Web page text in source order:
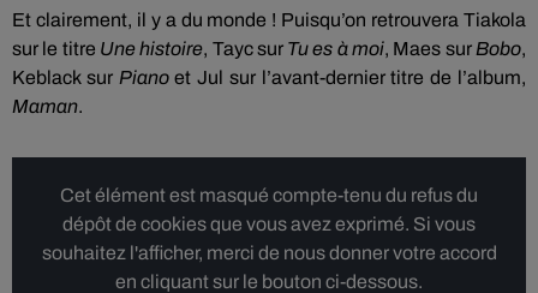
Et clairement, il y a du monde ! Puisqu’on retrouvera Tiakola
sur le titre Une histoire, Tayc sur Tu es à moi, Maes sur Bobo,
Keblack sur Pianoet Jul sur l’avant-dernier titre de l’album,
Maman.
Cet élément est masqué compte-tenu du refus du
dépôt de cookies que vous avez exprimé. Si vous
souhaitez l'afficher, merci de nous donner votre accord
en cliquant sur le bouton ci-dessous.